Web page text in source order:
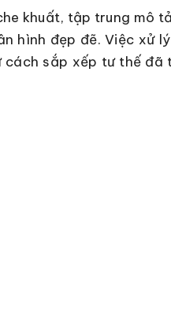
khuất, tập trung mô
hình đẹp đẽ. Việc xử
sắp xếp tư thế đã